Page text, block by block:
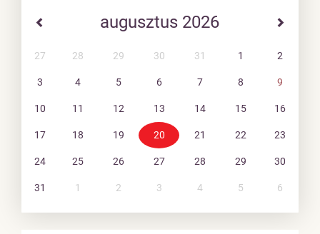
augusztus 2026
27 28 29 30 31 1 2
3 4 5 6 7 8 9
10 11 12 13 14 15 16
17 18 19 20 21 22 23
24 25 26 27 28 29 30
31 1 2 3 4 5 6